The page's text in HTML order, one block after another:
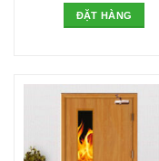
ĐẶT HÀNG